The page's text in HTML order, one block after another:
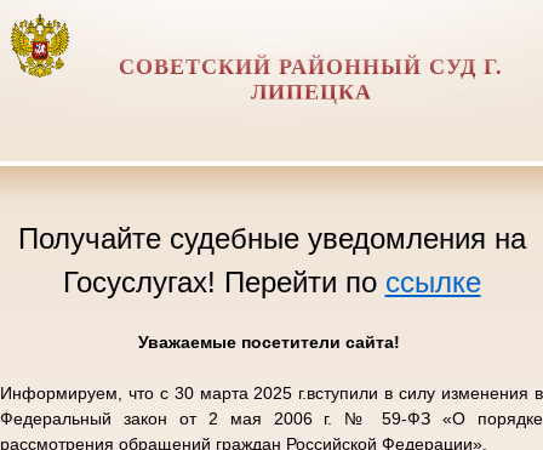
СОВЕТСКИЙ РАЙОННЫЙ СУД Г.
ЛИПЕЦКА
Получайте судебные уведомления на
Госуслугах! Перейти по ссылке
Уважаемые посетители сайта!
Информируем, что с 30 марта 2025 г.вступили в силу изменения в
Федеральный закон от 2 мая 2006 г. № 59-ФЗ «О порядке
рассмотрения обращений граждан Российской Федерации».